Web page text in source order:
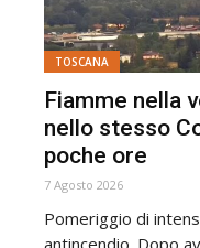
TOSCANA
Fiamme nella
nello stesso
poche ore
7 Agosto 2026
Pomeriggio di
antincendio. Dopo